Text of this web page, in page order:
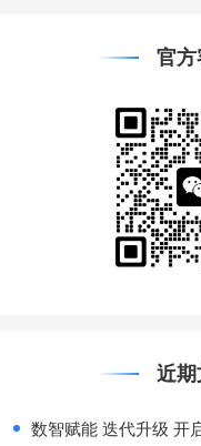
官
近
数智赋能 迭代升级 开